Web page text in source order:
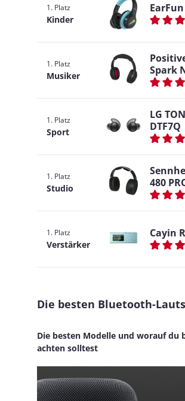
1. Platz
Kinder
1. Platz
Musiker
Spark
1. Platz
Sport
LG
DTF7Q
1. Platz
Studio
480
1. Platz
Verstärker
Cayin
Die besten Bluetooth-
Die besten Modelle und worauf du
achten solltest